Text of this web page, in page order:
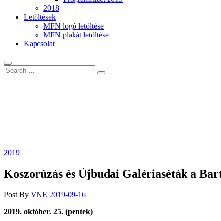
2018
Letöltések
MFN logó letöltése
MFN plakát letöltése
Kapcsolat
2019
Koszorúzás és Újbudai Galériaséták a
Post By VNE 2019-09-16
2019. október. 25. (péntek)